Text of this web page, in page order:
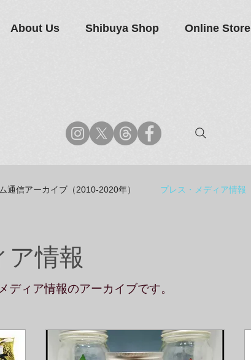
About Us Shibuya Shop Online Store
通信アーカイブ（2010-2020年） プレス・メディア情報
ア情報
ィア情報のアーカイブです。